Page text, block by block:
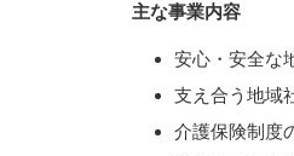
主な事業内容
安心・安全な
支え合う地域
介護保険制度